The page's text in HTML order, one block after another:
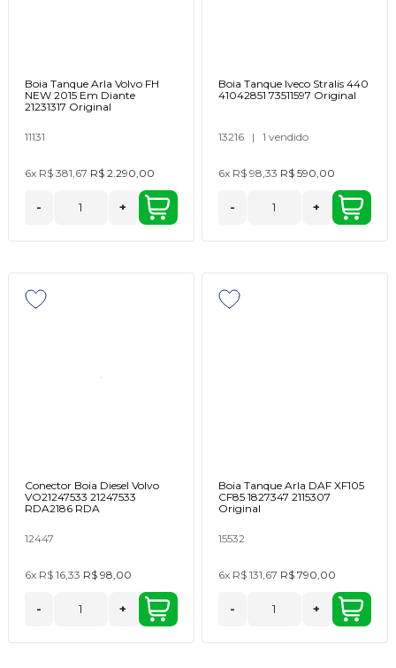
Boia Tanque Arla Volvo FH
NEW 2015 Em Diante
21231317 Original
11131
6x R$ 381,67 R$ 2.290,00
- +
Boia Tanque Iveco Stralis 440
41042851 73511597 Original
13216 | 1 vendido
6x R$ 98,33 R$ 590,00
- +
Conector Boia Diesel Volvo
VO21247533 21247533
RDA2186 RDA
12447
6x R$ 16,33 R$ 98,00
- +
Boia Tanque Arla DAF XF105
CF85 1827347 2115307
Original
15532
6x R$ 131,67 R$ 790,00
- +